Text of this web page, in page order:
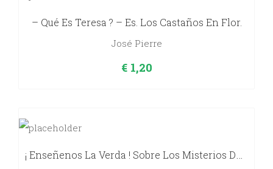
– Qué Es Teresa ? – Es. Los Castaños En Flor.
José Pierre
€1,20
¡ Enseñenos La Verda ! Sobre Los Misterios De La Vida Y El Amor.